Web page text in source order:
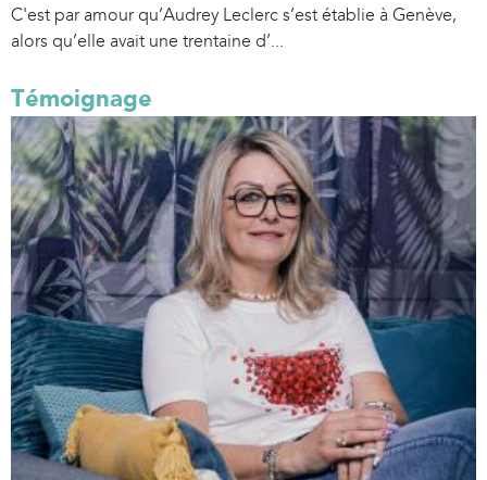
C'est par amour qu’Audrey Leclerc s’est établie à Genève,
alors qu’elle avait une trentaine d’...
Témoignage